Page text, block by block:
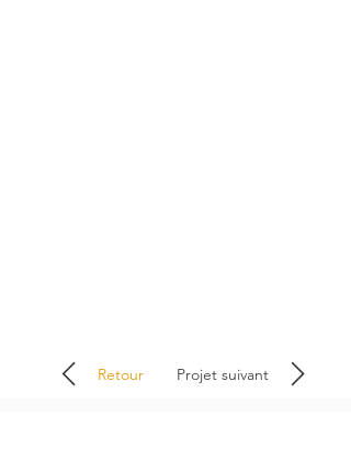
Retour Projet suivant